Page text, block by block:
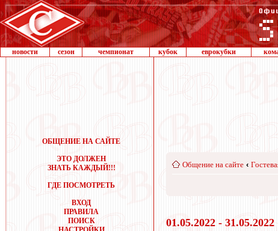
новости сезон чемпионат кубок еврокубки
ОБЩЕНИЕ НА САЙТЕ
ЭТО ДОЛЖЕН
ЗНАТЬ КАЖДЫЙ!!!
ГДЕ ПОСМОТРЕТЬ
ВХОД
ПРАВИЛА
ПОИСК
Общение на сайте ‹
01.05.2022 - 31.05.2022